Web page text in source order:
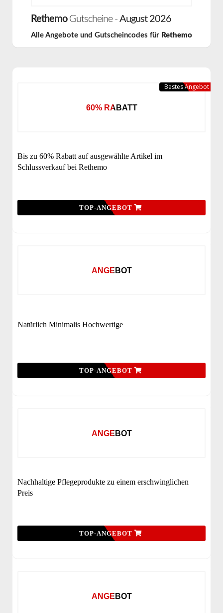
RethemoGutscheine - August 2026
Alle Angebote und Gutscheincodes für Rethemo
60% RABATT
Bis zu 60% Rabatt auf ausgewählte Artikel im
Schlussverkauf bei Rethemo
TOP-ANGEBOT
Bestes Angebot
ANGEBOT
Natürlich Minimalis Hochwertige
TOP-ANGEBOT
ANGEBOT
Nachhaltige Pflegeprodukte zu einem erschwinglichen
Preis
TOP-ANGEBOT
ANGEBOT